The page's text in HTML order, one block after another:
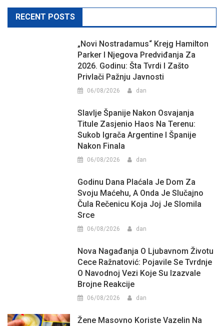
navigation
RECENT POSTS
„Novi Nostradamus“ Krejg Hamilton
Parker I Njegova Predviđanja Za
2026. Godinu: Šta Tvrdi I Zašto
Privlači Pažnju Javnosti
06/08/2026 dan
Slavlje Španije Nakon Osvajanja
Titule Zasjenio Haos Na Terenu:
Sukob Igrača Argentine I Španije
Nakon Finala
06/08/2026 dan
Godinu Dana Plaćala Je Dom Za
Svoju Maćehu, A Onda Je Slučajno
Čula Rečenicu Koja Joj Je Slomila
Srce
06/08/2026 dan
Nova Nagađanja O Ljubavnom Životu
Cece Ražnatović: Pojavile Se Tvrdnje
O Navodnoj Vezi Koje Su Izazvale
Brojne Reakcije
06/08/2026 dan
Žene Masovno Koriste Vazelin Na